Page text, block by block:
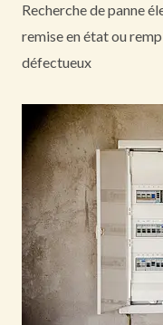
Recherche de panne
remise en état ou
défectueux